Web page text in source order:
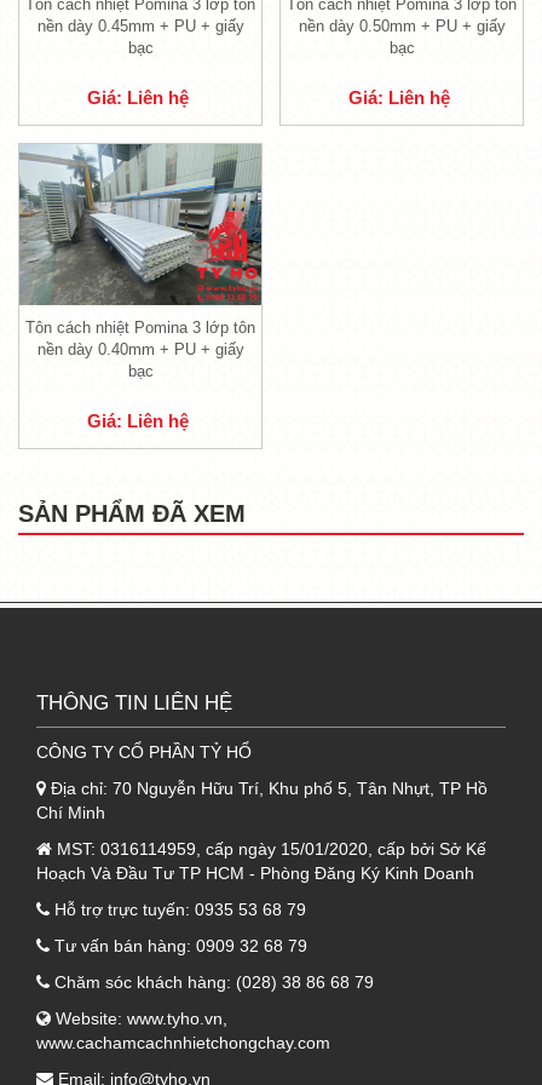
Tôn PU cách nhiệt Pomina 3 lớp
1.1. Lớp trên cùng tôn Pomina 3 lớp
- Lớp tôn nền bên ngoài cùng của
thường chịu nhiều ảnh hưởng từ yếu tố môi
trường nên trong quá trình chọn lựa sử dụng
phẩm có độ dày 0.35mm trở lên để đem lại độ
bền cũng như đảm bảo tính thẩm mỹ tốt nhất
- Lớp giữatôn Pomina 3 lớp
tạo xốp PU với đặc tính cách âm, cách nhiệt,
hồi vô cùng tốt và có khả năng kết dính hoàn
hảo với 2 lớp tôn cong lại, đem đến ưu điểm
vượt trội hơn so với các loại tôn lợp mái thông
thường.
1.3. Lớp dưới cùng tôn xốp chống
nóng Pomina
- Cuối cùng là lớp giấy bạc có tác dụng làm
Tôn cách nhiệt Pomina 3 lớp tôn
nền dày 0.45mm + PU + giấy
bạc
Giá: Liên hệ
Tôn cách nhiệt Pomina 3 lớp tôn
nền dày 0.50mm + PU + giấy
bạc
Giá: Liên hệ
Tôn cách nhiệt Pomina 3 lớp tôn
nền dày 0.40mm + PU + giấy
bạc
Giá: Liên hệ
SẢN PHẨM ĐÃ XEM
THÔNG TIN LIÊN HỆ
CÔNG TY CỔ PHẦN TỶ HỔ
Địa chỉ: 70 Nguyễn Hữu Trí, Khu phố 5, Tân Nhựt, TP Hồ
Chí Minh
MST: 0316114959, cấp ngày 15/01/2020, cấp bởi Sở Kế
Hoạch Và Đầu Tư TP HCM - Phòng Đăng Ký Kinh Doanh
Hỗ trợ trực tuyến: 0935 53 68 79
Tư vấn bán hàng: 0909 32 68 79
Chăm sóc khách hàng: (028) 38 86 68 79
Website: www.tyho.vn,
www.cachamcachnhietchongchay.com
Email: info@tyho.vn